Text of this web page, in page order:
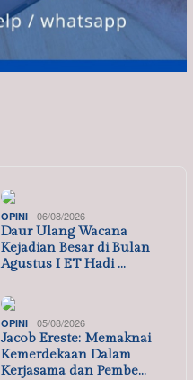
OPINI 06/08/2026
Daur Ulang Wacana
Kejadian Besar di Bulan
Agustus I ET Hadi …
OPINI 05/08/2026
Jacob Ereste: Memaknai
Kemerdekaan Dalam
Kerjasama dan Pembe…